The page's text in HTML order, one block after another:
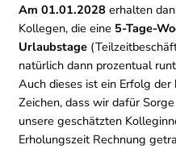
Am 01.01.2028erhalten
Kollegen, die eine 5-Tage-
Urlaubstage
natürlich dann prozentual
Auch dieses ist ein Erfolg der
Zeichen, dass wir dafür
unsere geschätzten
Erholungszeit Rechnung